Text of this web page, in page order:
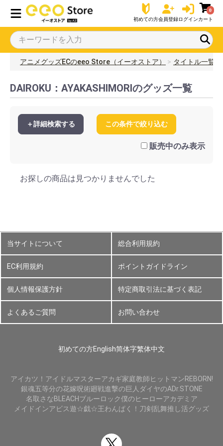
初めての方会員登録ログイン
0
カート
アニメグッズECのeeo Store（イーオストア） タイトル一覧
DAIROKU：AYAKASHIMORIのグッズ一覧
＋詳細検索する この条件で絞り込む
販売中のみ表示
お探しの商品は見つかりませんでした
当サイトについて 総合利用規約
EC利用規約 ポイントガイドライン
個人情報保護方針 特定商取引法に基づく表記
よくあるご質問 お問い合わせ
初めての方English简体字繁体中文
アイカツ！ アイドルマスターアカギ家庭教師ヒットマンREBORN!
銀魂五等分の花嫁呪術廻戦進撃の巨人 ダイヤのADr.STONE
名取さなBLEACHブルーロック僕のヒーローアカデミア
メイドインアビス遊☆戯☆王わんぱく！刀剣乱舞推し活グッズ